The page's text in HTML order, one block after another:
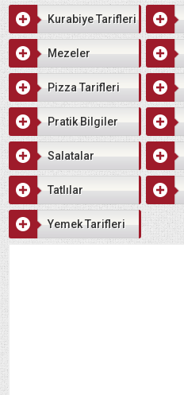
Kurabiye Tarifleri
Mezeler
Pizza Tarifleri
Pratik Bilgiler
Salatalar
Tatlılar
Yemek Tarifleri